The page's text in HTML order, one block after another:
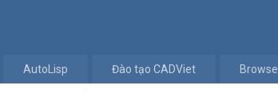
AutoLisp Đào tạo CADViet Browse